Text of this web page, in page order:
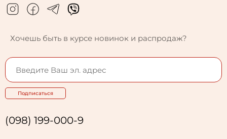
Хочешь быть в курсе новинок и распродаж?
Подписаться
(098) 199-000-9